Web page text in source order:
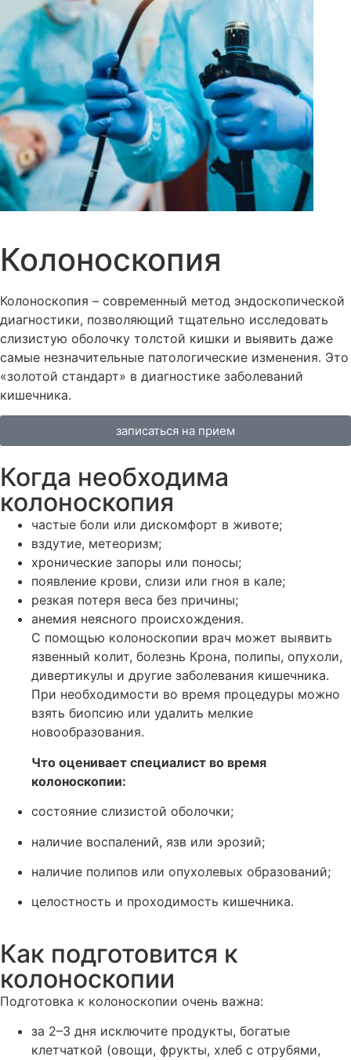
Колоноскопия
Колоноскопия – современный метод эндоскопической
диагностики, позволяющий тщательно исследовать
слизистую оболочку толстой кишки и выявить даже
самые незначительные патологические изменения. Это
«золотой стандарт» в диагностике заболеваний
кишечника.
записаться на прием
Когда необходима
колоноскопия
частые боли или дискомфорт в животе;
вздутие, метеоризм;
хронические запоры или поносы;
появление крови, слизи или гноя в кале;
резкая потеря веса без причины;
анемия неясного происхождения.
С помощью колоноскопии врач может выявить
язвенный колит, болезнь Крона, полипы, опухоли,
дивертикулы и другие заболевания кишечника.
При необходимости во время процедуры можно
взять биопсию или удалить мелкие
новообразования.
Что оценивает специалист во время
колоноскопии:
состояние слизистой оболочки;
наличие воспалений, язв или эрозий;
наличие полипов или опухолевых образований;
целостность и проходимость кишечника.
Как подготовится к
колоноскопии
Подготовка к колоноскопии очень важна:
за 2–3 дня исключите продукты, богатые
клетчаткой (овощи, фрукты, хлеб с отрубями,